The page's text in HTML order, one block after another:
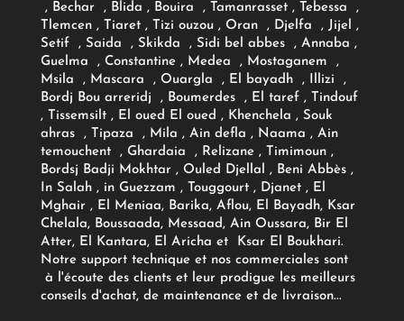
, Bechar , Blida , Bouira , Tamanrasset , Tebessa ,
Tlemcen , Tiaret , Tizi ouzou , Oran , Djelfa , Jijel ,
Setif , Saida , Skikda , Sidi bel abbes , Annaba ,
Guelma , Constantine , Medea , Mostaganem ,
Msila , Mascara , Ouargla , El bayadh , Illizi ,
Bordj Bou arreridj , Boumerdes , El taref , Tindouf
, Tissemsilt , El oued El oued , Khenchela , Souk
ahras , Tipaza , Mila , Ain defla , Naama , Ain
temouchent , Ghardaia , Relizane , Timimoun ,
Bordsj Badji Mokhtar , Ouled Djellal , Beni Abbès ,
In Salah , in Guezzam , Touggourt , Djanet , El
Mghair , El Meniaa, Barika, Aflou, El Bayadh, Ksar
Chelala, Boussaada, Messaad, Ain Oussara, Bir El
Atter, El Kantara, El Aricha et Ksar El Boukhari.
Notre support technique et nos commerciales sont
à l'écoute des clients et leur prodigue les meilleurs
conseils d'achat, de maintenance et de livraison...